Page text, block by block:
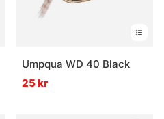
Umpqua WD 40 Black
25 kr